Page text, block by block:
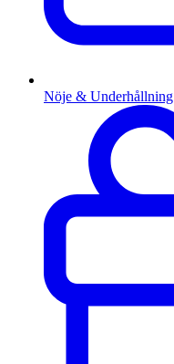
Nöje & Underhållning